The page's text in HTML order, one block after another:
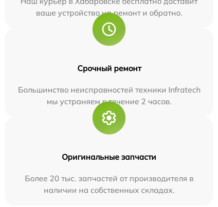
ваше устройство на ремонт и обратно.
Срочный ремонт
Большинство неисправностей техники Infratech
мы устраняем в течение 2 часов.
Оригинальные запчасти
Более 20 тыс. запчастей от производителя в
наличии на собственных складах.